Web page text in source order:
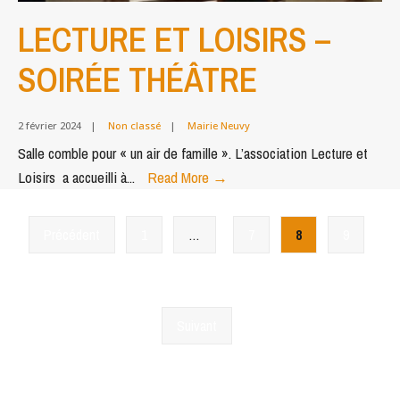
LECTURE ET LOISIRS –
SOIRÉE THÉÂTRE
2 février 2024 | Non classé | Mairie Neuvy
Salle comble pour « un air de famille ». L’association Lecture et
Loisirs a accueilli à... Read More →
… 8